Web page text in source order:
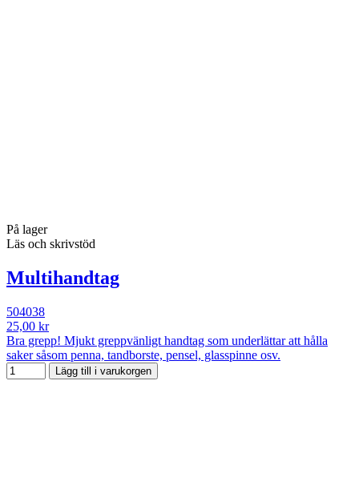
På lager
Läs och skrivstöd
Multihandtag
504038
25,00 kr
Bra grepp! Mjukt greppvänligt handtag som underlättar att hålla
saker såsom penna, tandborste, pensel, glasspinne osv.
Lägg till i varukorgen